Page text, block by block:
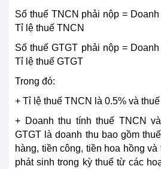
Số thuế TNCN phải nộp =
Tỉ lệ thuế TNCN
Số thuế GTGT phải nộp =
Tỉ lệ thuế GTGT
Trong đó:
+ Tỉ lệ thuế TNCN là 0.5% và
+ Doanh thu tính thuế TNCN
GTGT là doanh thu bao gồm
hàng, tiền công, tiền hoa hồng
phát sinh trong kỳ thuế từ các